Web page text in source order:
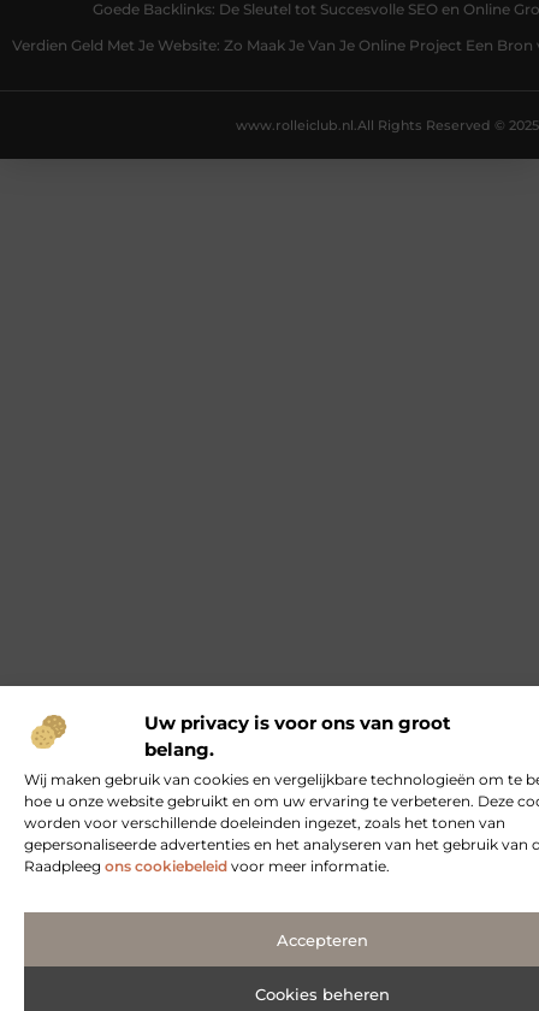
Uw privacy is voor ons van groot
belang.
Wij maken gebruik van cookies en vergelijkbare technologieën om te
hoe u onze website gebruikt en om uw ervaring te verbeteren. Deze
worden voor verschillende doeleinden ingezet, zoals het tonen van
gepersonaliseerde advertenties en het analyseren van het gebruik van
Raadpleeg ons cookiebeleid voor meer informatie.
Accepteren
Cookies beheren
Goede Backlinks: De Sleutel tot Succesvolle SEO en Online
Verdien Geld Met Je Website: Zo Maak Je Van Je Online Project Een
All Rights Reserved © 2025
www.rolleiclub.nl.